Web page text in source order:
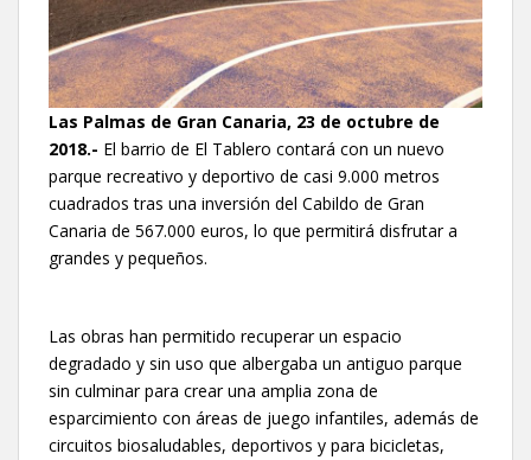
Las Palmas de Gran Canaria, 23 de octubre de
2018.- El barrio de El Tablero contará con un nuevo
parque recreativo y deportivo de casi 9.000 metros
cuadrados tras una inversión del Cabildo de Gran
Canaria de 567.000 euros, lo que permitirá disfrutar a
grandes y pequeños.
Las obras han permitido recuperar un espacio
degradado y sin uso que albergaba un antiguo parque
sin culminar para crear una amplia zona de
esparcimiento con áreas de juego infantiles, además de
circuitos biosaludables, deportivos y para bicicletas,